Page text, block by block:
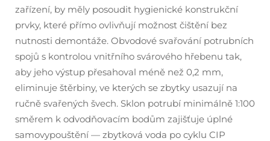
zařízení, by měly posoudit hygienické konstrukční
prvky, které přímo ovlivňují možnost čištění bez
nutnosti demontáže. Obvodové svařování potrubních
spojů s kontrolou vnitřního svárového hřebenu tak,
aby jeho výstup přesahoval méně než 0,2 mm,
eliminuje štěrbiny, ve kterých se zbytky usazují na
ručně svařených švech. Sklon potrubí minimálně 1:100
směrem k odvodňovacím bodům zajišťuje úplné
samovypouštění — zbytková voda po cyklu CIP